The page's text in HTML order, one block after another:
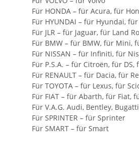
Für HONDA – für Acura, für
Für HYUNDAI – für Hyundai,
Für JLR – für Jaguar, für Land
Für BMW – für BMW, für Mini,
Für NISSAN – für Infiniti, für
Für P.S.A. – für Citroën, für DS,
Für RENAULT – für Dacia, für
Für TOYOTA – für Lexus, für
Für FIAT – für Abarth, für Fiat,
Für V.A.G. Audi, Bentley,
Für SPRINTER – für Sprinter
Für SMART – für Smart